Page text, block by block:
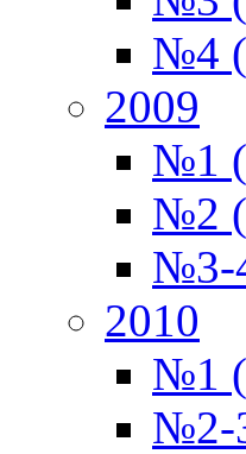
№4
2009
№1
№2
№3-
2010
№1
№2-